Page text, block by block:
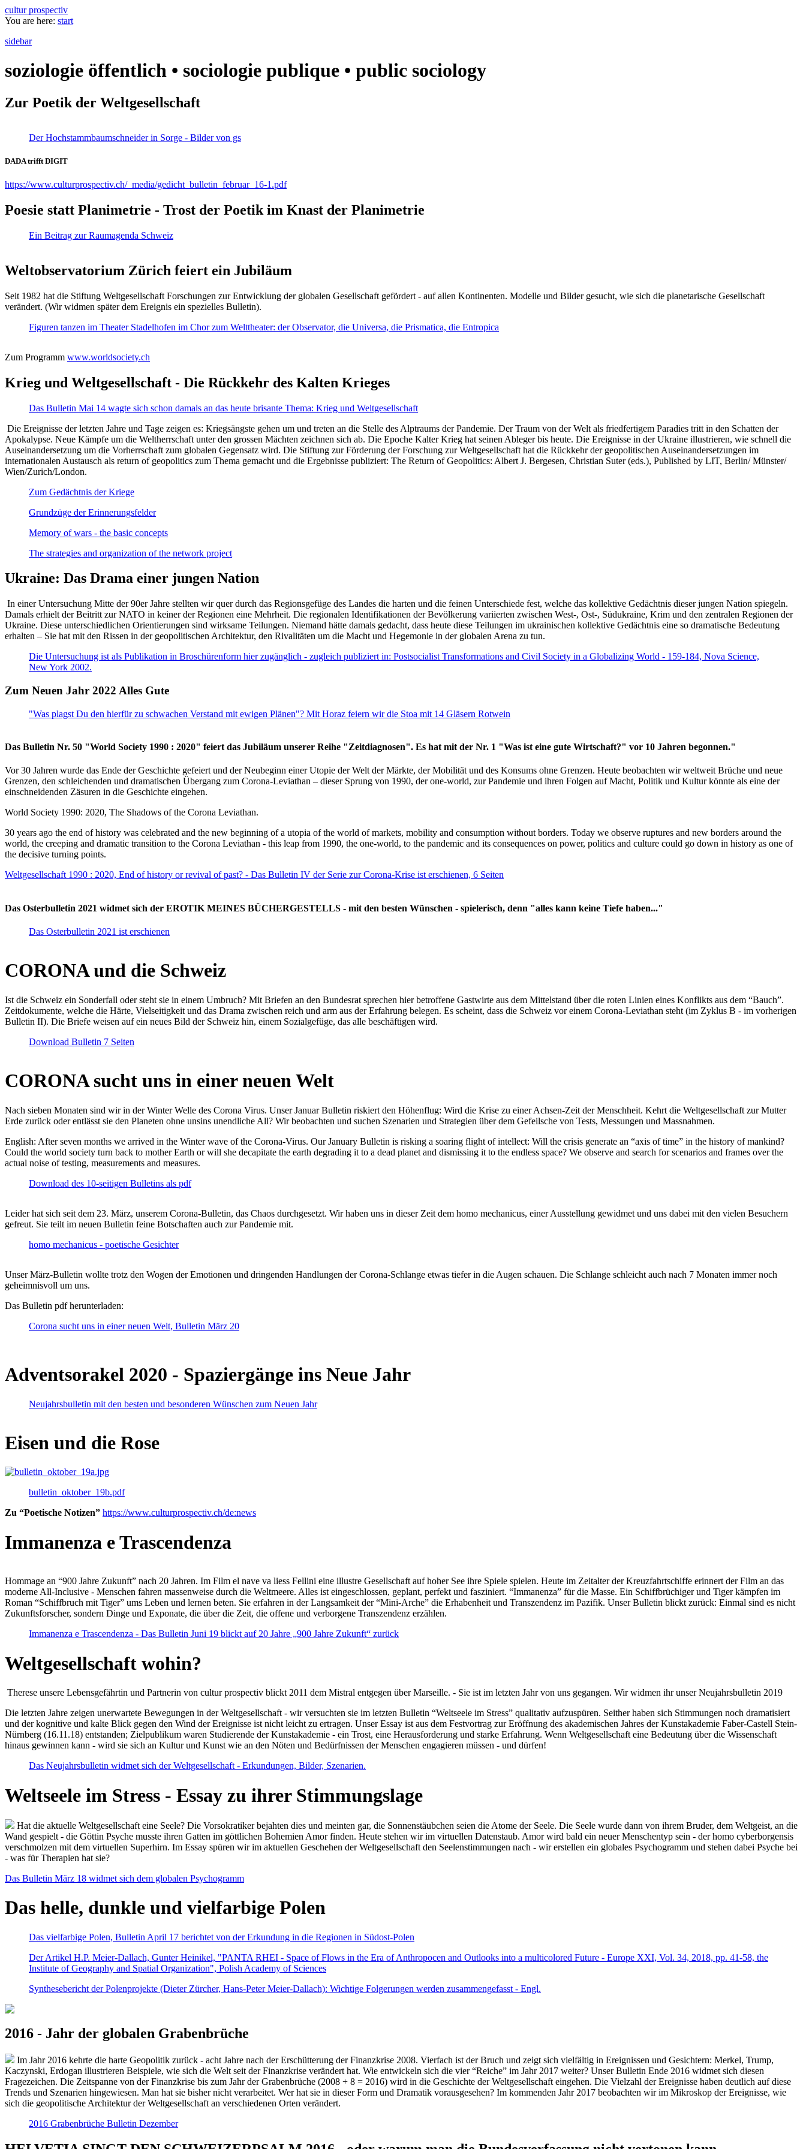
cultur prospectiv
You are here: start
sidebar
soziologie öffentlich • sociologie publique • public sociology
Zur Poetik der Weltgesellschaft
Der Hochstammbaumschneider in Sorge - Bilder von gs
DADA trifft DIGIT
https://www.culturprospectiv.ch/_media/gedicht_bulletin_februar_16-1.pdf
Poesie statt Planimetrie - Trost der Poetik im Knast der Planimetrie
Ein Beitrag zur Raumagenda Schweiz
Weltobservatorium Zürich feiert ein Jubiläum
Seit 1982 hat die Stiftung Weltgesellschaft Forschungen zur Entwicklung der globalen Gesellschaft gefördert - auf allen Kontinenten. Modelle und Bilder gesucht, wie sich die planetarische Gesellschaft
verändert. (Wir widmen später dem Ereignis ein spezielles Bulletin).
Figuren tanzen im Theater Stadelhofen im Chor zum Welttheater: der Observator, die Universa, die Prismatica, die Entropica
Zum Programm www.worldsociety.ch
Krieg und Weltgesellschaft - Die Rückkehr des Kalten Krieges
Das Bulletin Mai 14 wagte sich schon damals an das heute brisante Thema: Krieg und Weltgesellschaft
Die Ereignisse der letzten Jahre und Tage zeigen es: Kriegsängste gehen um und treten an die Stelle des Alptraums der Pandemie. Der Traum von der Welt als friedfertigem Paradies tritt in den Schatten der
Apokalypse. Neue Kämpfe um die Weltherrschaft unter den grossen Mächten zeichnen sich ab. Die Epoche Kalter Krieg hat seinen Ableger bis heute. Die Ereignisse in der Ukraine illustrieren, wie schnell die
Auseinandersetzung um die Vorherrschaft zum globalen Gegensatz wird. Die Stiftung zur Förderung der Forschung zur Weltgesellschaft hat die Rückkehr der geopolitischen Auseinandersetzungen im
internationalen Austausch als return of geopolitics zum Thema gemacht und die Ergebnisse publiziert: The Return of Geopolitics: Albert J. Bergesen, Christian Suter (eds.), Published by LIT, Berlin/ Münster/
Wien/Zurich/London.
Zum Gedächtnis der Kriege
Grundzüge der Erinnerungsfelder
Memory of wars - the basic concepts
The strategies and organization of the network project
Ukraine: Das Drama einer jungen Nation
In einer Untersuchung Mitte der 90er Jahre stellten wir quer durch das Regionsgefüge des Landes die harten und die feinen Unterschiede fest, welche das kollektive Gedächtnis dieser jungen Nation spiegeln.
Damals erhielt der Beitritt zur NATO in keiner der Regionen eine Mehrheit. Die regionalen Identifikationen der Bevölkerung variierten zwischen West-, Ost-, Südukraine, Krim und den zentralen Regionen der
Ukraine. Diese unterschiedlichen Orientierungen sind wirksame Teilungen. Niemand hätte damals gedacht, dass heute diese Teilungen im ukrainischen kollektive Gedächtnis eine so dramatische Bedeutung
erhalten – Sie hat mit den Rissen in der geopolitischen Architektur, den Rivalitäten um die Macht und Hegemonie in der globalen Arena zu tun.
Die Untersuchung ist als Publikation in Broschürenform hier zugänglich - zugleich publiziert in: Postsocialist Transformations and Civil Society in a Globalizing World - 159-184, Nova Science,
New York 2002.
Zum Neuen Jahr 2022 Alles Gute
"Was plagst Du den hierfür zu schwachen Verstand mit ewigen Plänen"? Mit Horaz feiern wir die Stoa mit 14 Gläsern Rotwein
Das Bulletin Nr. 50 "World Society 1990 : 2020" feiert das Jubiläum unserer Reihe "Zeitdiagnosen". Es hat mit der Nr. 1 "Was ist eine gute Wirtschaft?" vor 10 Jahren begonnen."
Vor 30 Jahren wurde das Ende der Geschichte gefeiert und der Neubeginn einer Utopie der Welt der Märkte, der Mobilität und des Konsums ohne Grenzen. Heute beobachten wir weltweit Brüche und neue
Grenzen, den schleichenden und dramatischen Übergang zum Corona-Leviathan – dieser Sprung von 1990, der one-world, zur Pandemie und ihren Folgen auf Macht, Politik und Kultur könnte als eine der
einschneidenden Zäsuren in die Geschichte eingehen.
World Society 1990: 2020, The Shadows of the Corona Leviathan.
30 years ago the end of history was celebrated and the new beginning of a utopia of the world of markets, mobility and consumption without borders. Today we observe ruptures and new borders around the
world, the creeping and dramatic transition to the Corona Leviathan - this leap from 1990, the one-world, to the pandemic and its consequences on power, politics and culture could go down in history as one of
the decisive turning points.
Weltgesellschaft 1990 : 2020, End of history or revival of past? - Das Bulletin IV der Serie zur Corona-Krise ist erschienen, 6 Seiten
Das Osterbulletin 2021 widmet sich der EROTIK MEINES BÜCHERGESTELLS - mit den besten Wünschen - spielerisch, denn "alles kann keine Tiefe haben..."
Das Osterbulletin 2021 ist erschienen
CORONA und die Schweiz
Ist die Schweiz ein Sonderfall oder steht sie in einem Umbruch? Mit Briefen an den Bundesrat sprechen hier betroffene Gastwirte aus dem Mittelstand über die roten Linien eines Konflikts aus dem “Bauch”.
Zeitdokumente, welche die Härte, Vielseitigkeit und das Drama zwischen reich und arm aus der Erfahrung belegen. Es scheint, dass die Schweiz vor einem Corona-Leviathan steht (im Zyklus B - im vorherigen
Bulletin II). Die Briefe weisen auf ein neues Bild der Schweiz hin, einem Sozialgefüge, das alle beschäftigen wird.
Download Bulletin 7 Seiten
CORONA sucht uns in einer neuen Welt
Nach sieben Monaten sind wir in der Winter Welle des Corona Virus. Unser Januar Bulletin riskiert den Höhenflug: Wird die Krise zu einer Achsen-Zeit der Menschheit. Kehrt die Weltgesellschaft zur Mutter
Erde zurück oder entlässt sie den Planeten ohne unsins unendliche All? Wir beobachten und suchen Szenarien und Strategien über dem Gefeilsche von Tests, Messungen und Massnahmen.
English: After seven months we arrived in the Winter wave of the Corona-Virus. Our January Bulletin is risking a soaring flight of intellect: Will the crisis generate an “axis of time” in the history of mankind?
Could the world society turn back to mother Earth or will she decapitate the earth degrading it to a dead planet and dismissing it to the endless space? We observe and search for scenarios and frames over the
actual noise of testing, measurements and measures.
Download des 10-seitigen Bulletins als pdf
Leider hat sich seit dem 23. März, unserem Corona-Bulletin, das Chaos durchgesetzt. Wir haben uns in dieser Zeit dem homo mechanicus, einer Ausstellung gewidmet und uns dabei mit den vielen Besuchern
gefreut. Sie teilt im neuen Bulletin feine Botschaften auch zur Pandemie mit.
homo mechanicus - poetische Gesichter
Unser März-Bulletin wollte trotz den Wogen der Emotionen und dringenden Handlungen der Corona-Schlange etwas tiefer in die Augen schauen. Die Schlange schleicht auch nach 7 Monaten immer noch
geheimnisvoll um uns.
Das Bulletin pdf herunterladen:
Corona sucht uns in einer neuen Welt, Bulletin März 20
Adventsorakel 2020 - Spaziergänge ins Neue Jahr
Neujahrsbulletin mit den besten und besonderen Wünschen zum Neuen Jahr
Eisen und die Rose
bulletin_oktober_19b.pdf
Zu “Poetische Notizen” https://www.culturprospectiv.ch/de:news
Immanenza e Trascendenza
Hommage an “900 Jahre Zukunft” nach 20 Jahren. Im Film el nave va liess Fellini eine illustre Gesellschaft auf hoher See ihre Spiele spielen. Heute im Zeitalter der Kreuzfahrtschiffe erinnert der Film an das
moderne All-Inclusive - Menschen fahren massenweise durch die Weltmeere. Alles ist eingeschlossen, geplant, perfekt und fasziniert. “Immanenza” für die Masse. Ein Schiffbrüchiger und Tiger kämpfen im
Roman “Schiffbruch mit Tiger” ums Leben und lernen beten. Sie erfahren in der Langsamkeit der “Mini-Arche” die Erhabenheit und Transzendenz im Pazifik. Unser Bulletin blickt zurück: Einmal sind es nicht
Zukunftsforscher, sondern Dinge und Exponate, die über die Zeit, die offene und verborgene Transzendenz erzählen.
Immanenza e Trascendenza - Das Bulletin Juni 19 blickt auf 20 Jahre „900 Jahre Zukunft“ zurück
Weltgesellschaft wohin?
Therese unsere Lebensgefährtin und Partnerin von cultur prospectiv blickt 2011 dem Mistral entgegen über Marseille. - Sie ist im letzten Jahr von uns gegangen. Wir widmen ihr unser Neujahrsbulletin 2019
Die letzten Jahre zeigen unerwartete Bewegungen in der Weltgesellschaft - wir versuchten sie im letzten Bulletin “Weltseele im Stress” qualitativ aufzuspüren. Seither haben sich Stimmungen noch dramatisiert
und der kognitive und kalte Blick gegen den Wind der Ereignisse ist nicht leicht zu ertragen. Unser Essay ist aus dem Festvortrag zur Eröffnung des akademischen Jahres der Kunstakademie Faber-Castell Stein-
Nürnberg (16.11.18) entstanden; Zielpublikum waren Studierende der Kunstakademie - ein Trost, eine Herausforderung und starke Erfahrung. Wenn Weltgesellschaft eine Bedeutung über die Wissenschaft
hinaus gewinnen kann - wird sie sich an Kultur und Kunst wie an den Nöten und Bedürfnissen der Menschen engagieren müssen - und dürfen!
Das Neujahrsbulletin widmet sich der Weltgesellschaft - Erkundungen, Bilder, Szenarien.
Weltseele im Stress - Essay zu ihrer Stimmungslage
Hat die aktuelle Weltgesellschaft eine Seele? Die Vorsokratiker bejahten dies und meinten gar, die Sonnenstäubchen seien die Atome der Seele. Die Seele wurde dann von ihrem Bruder, dem Weltgeist, an die
Wand gespielt - die Göttin Psyche musste ihren Gatten im göttlichen Bohemien Amor finden. Heute stehen wir im virtuellen Datenstaub. Amor wird bald ein neuer Menschentyp sein - der homo cyberborgensis
verschmolzen mit dem virtuellen Superhirn. Im Essay spüren wir im aktuellen Geschehen der Weltgesellschaft den Seelenstimmungen nach - wir erstellen ein globales Psychogramm und stehen dabei Psyche bei
- was für Therapien hat sie?
Das Bulletin März 18 widmet sich dem globalen Psychogramm
Das helle, dunkle und vielfarbige Polen
Das vielfarbige Polen, Bulletin April 17 berichtet von der Erkundung in die Regionen in Südost-Polen
Der Artikel H.P. Meier-Dallach, Gunter Heinikel, "PANTA RHEI - Space of Flows in the Era of Anthropocen and Outlooks into a multicolored Future - Europe XXI, Vol. 34, 2018, pp. 41-58, the
Institute of Geography and Spatial Organization", Polish Academy of Sciences
Synthesebericht der Polenprojekte (Dieter Zürcher, Hans-Peter Meier-Dallach): Wichtige Folgerungen werden zusammengefasst - Engl.
2016 - Jahr der globalen Grabenbrüche
Im Jahr 2016 kehrte die harte Geopolitik zurück - acht Jahre nach der Erschütterung der Finanzkrise 2008. Vierfach ist der Bruch und zeigt sich vielfältig in Ereignissen und Gesichtern: Merkel, Trump,
Kaczynski, Erdogan illustrieren Beispiele, wie sich die Welt seit der Finanzkrise verändert hat. Wie entwickeln sich die vier “Reiche” im Jahr 2017 weiter? Unser Bulletin Ende 2016 widmet sich diesen
Fragezeichen. Die Zeitspanne von der Finanzkrise bis zum Jahr der Grabenbrüche (2008 + 8 = 2016) wird in die Geschichte der Weltgesellschaft eingehen. Die Vielzahl der Ereignisse haben deutlich auf diese
Trends und Szenarien hingewiesen. Man hat sie bisher nicht verarbeitet. Wer hat sie in dieser Form und Dramatik vorausgesehen? Im kommenden Jahr 2017 beobachten wir im Mikroskop der Ereignisse, wie
sich die geopolitische Architektur der Weltgesellschaft an verschiedenen Orten verändert.
2016 Grabenbrüche Bulletin Dezember